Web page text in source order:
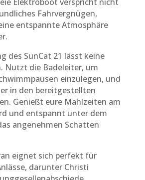
Fahrvergnügen,
entspannte Atmosphäre
des SunCat 21 lässt keine
Nutzt die Badeleiter, um
einzulegen, und
in den bereitgestellten
Genießt eure Mahlzeiten am
und entspannt unter dem
angenehmen Schatten
eignet sich perfekt für
darunter Christi